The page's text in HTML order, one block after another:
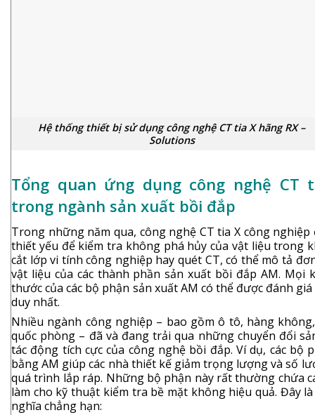
Hệ thống thiết bị sử dụng công nghệ CT tia X hãng RX –
Solutions
Tổng quan ứng dụng công nghệ CT
trong ngành sản xuất bồi đắp
Trong những năm qua, công nghệ CT tia X công
thiết yếu để kiểm tra không phá hủy của vật liệu trong
cắt lớp vi tính công nghiệp hay quét CT, có thể mô tả
vật liệu của các thành phần sản xuất bồi đắp AM. Mọi
thước của các bộ phận sản xuất AM có thể được đánh
duy nhất.
Nhiều ngành công nghiệp – bao gồm ô tô, hàng
quốc phòng – đã và đang trải qua những chuyển đổi
tác động tích cực của công nghệ bồi đắp. Ví dụ, các bộ
bằng AM giúp các nhà thiết kế giảm trọng lượng và số
quá trình lắp ráp. Những bộ phận này rất thường chứa
làm cho kỹ thuật kiểm tra bề mặt không hiệu quả. Đây
nghĩa chẳng hạn: